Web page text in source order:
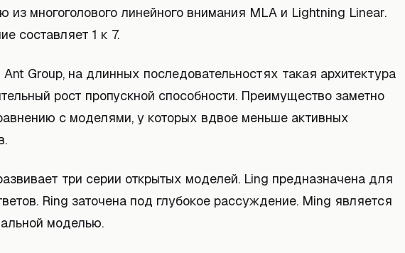
из многоголового линейного внимания MLA и Lightning Linear.
составляет 1 к 7.
Group, на длинных последовательностях такая архитектура
рост пропускной способности. Преимущество заметно
с моделями, у которых вдвое меньше активных
три серии открытых моделей. Ling предназначена для
Ring заточена под глубокое рассуждение. Ming является
моделью.